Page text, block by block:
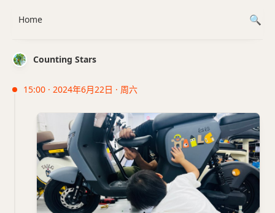
Counting Stars
15:00 · 2024年6月22日 · 周六
Home